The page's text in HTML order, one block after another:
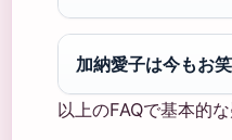
加納愛子は今もお
以上のFAQで基本的